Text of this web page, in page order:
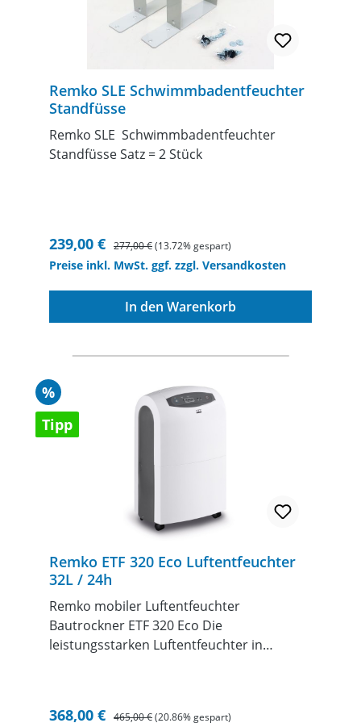
36Arbeitsbereich Feuchtigkeit % r.F. 40 -
100Spannungsversorgung V/Ph/Hz
230/1~/50Leistungs-/Stromaufnahme max.
kW/A 0,9/3,8Tiefe mm 335Breite mm
1015Höhe mm 816Gewicht kg 62HINWEIS !
Ausführung mit LED Beleuchtung auf
Remko SLE Schwimmbadentfeuchter
Standfüsse
Remko SLE Schwimmbadentfeuchter
Standfüsse Satz = 2 Stück
Verkaufspreis:
239,00 € Regulärer Preis:
277,00 €(13.72% gespart)
Preise inkl. MwSt. ggf. zzgl. Versandkosten
In den Warenkorb
Rabatt
%
Tipp
Remko ETF 320 Eco Luftentfeuchter
32L / 24h
Remko mobiler Luftentfeuchter
Bautrockner ETF 320 Eco Die
leistungsstarken Luftentfeuchter in
Verkaufspreis:
368,00 € Regulärer Preis:
465,00 €(20.86% gespart)